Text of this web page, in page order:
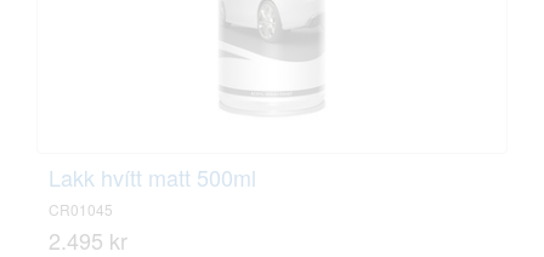
Lakk hvítt matt 500ml
CR01045
2.495 kr